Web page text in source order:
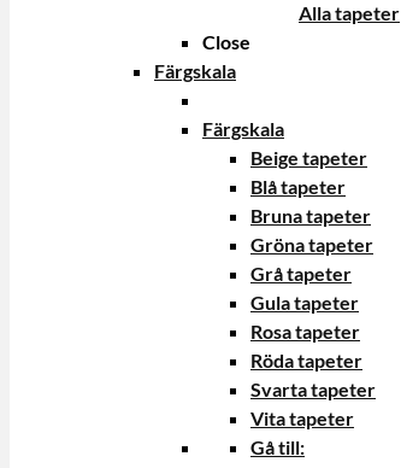
Alla tapeter
Close
Färgskala
Färgskala
Beige tapeter
Blå tapeter
Bruna tapeter
Gröna tapeter
Grå tapeter
Gula tapeter
Rosa tapeter
Röda tapeter
Svarta tapeter
Vita tapeter
Gå till: